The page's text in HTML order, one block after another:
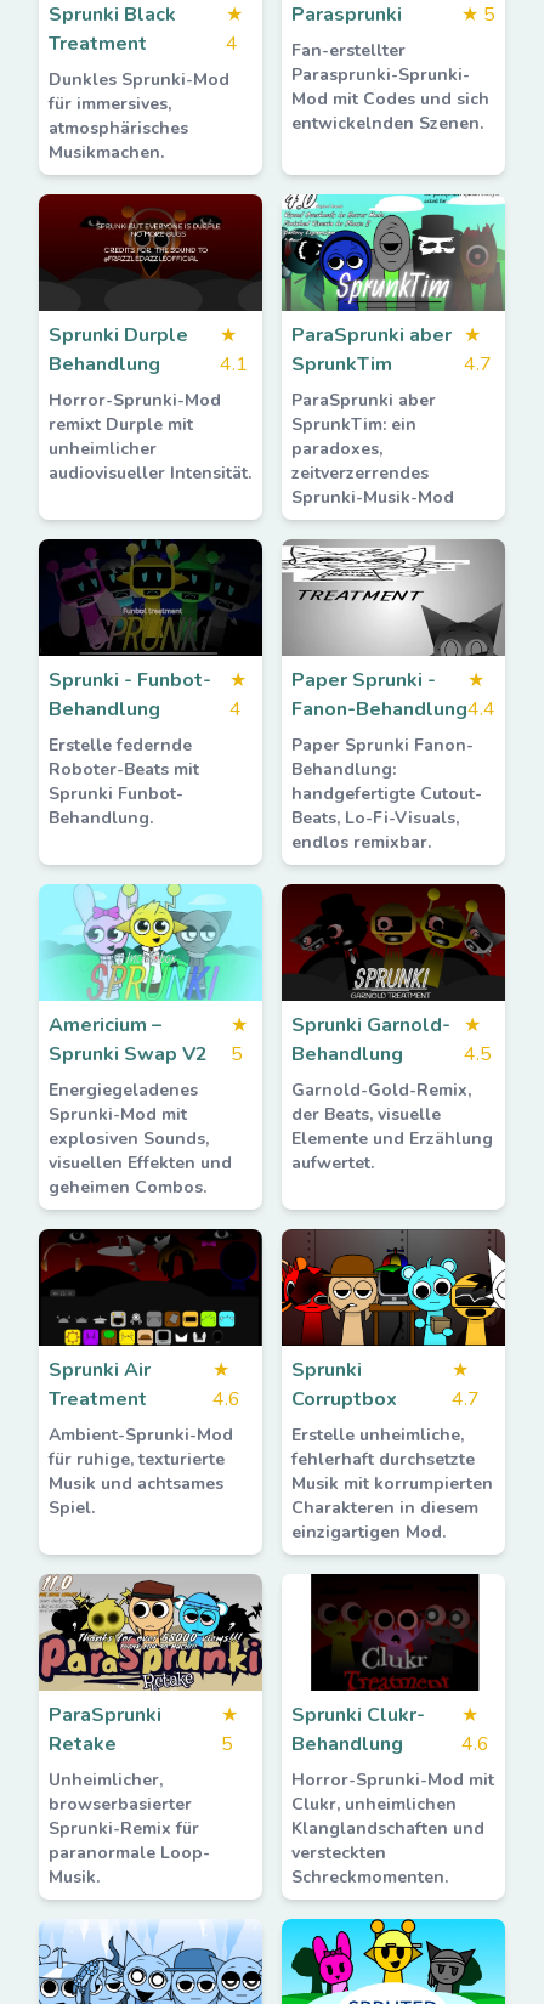
Sprunki Black
Treatment
★
4
Dunkles Sprunki-Mod
für immersives,
atmosphärisches
Musikmachen.
Parasprunki ★ 5
Fan-erstellter
Parasprunki-Sprunki-
Mod mit Codes und sich
entwickelnden Szenen.
Sprunki Durple
Behandlung
★
4.1
Horror-Sprunki-Mod
remixt Durple mit
unheimlicher
audiovisueller Intensität.
ParaSprunki aber
SprunkTim
★
4.7
ParaSprunki aber
SprunkTim: ein
paradoxes,
zeitverzerrendes
Sprunki-Musik-Mod
Sprunki - Funbot-
Behandlung
★
4
Erstelle federnde
Roboter-Beats mit
Sprunki Funbot-
Behandlung.
Paper Sprunki -
Fanon-Behandlung
★
4.4
Paper Sprunki Fanon-
Behandlung:
handgefertigte Cutout-
Beats, Lo-Fi-Visuals,
endlos remixbar.
Americium –
Sprunki Swap V2
★
5
Energiegeladenes
Sprunki-Mod mit
explosiven Sounds,
visuellen Effekten und
geheimen Combos.
Sprunki Garnold-
Behandlung
★
4.5
Garnold-Gold-Remix,
der Beats, visuelle
Elemente und Erzählung
aufwertet.
Sprunki Air
Treatment
★
4.6
Ambient-Sprunki-Mod
für ruhige, texturierte
Musik und achtsames
Spiel.
Sprunki
Corruptbox
★
4.7
Erstelle unheimliche,
fehlerhaft durchsetzte
Musik mit korrumpierten
Charakteren in diesem
einzigartigen Mod.
ParaSprunki
Retake
★
5
Unheimlicher,
browserbasierter
Sprunki-Remix für
paranormale Loop-
Musik.
Sprunki Clukr-
Behandlung
★
4.6
Horror-Sprunki-Mod mit
Clukr, unheimlichen
Klanglandschaften und
versteckten
Schreckmomenten.